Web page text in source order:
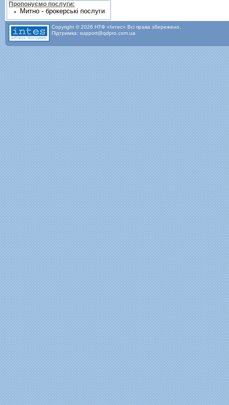
Пропонуємо послуги:
Митно - брокерські послуги
Copyright © 2026 НТФ «Інтес» Всі права збережено.
Підтримка: support@qdpro.com.ua